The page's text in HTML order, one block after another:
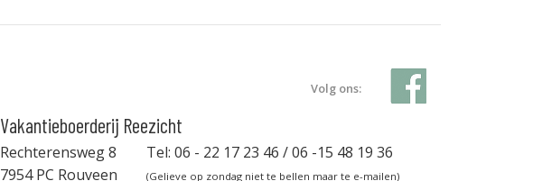
Volg ons:
Vakantieboerderij Reezicht
Rechterensweg 8
7954 PC Rouveen
Tel: 06 - 22 17 23 46 / 06 -15 48 19 36
(Gelieve op zondag niet te bellen maar te e-mailen)